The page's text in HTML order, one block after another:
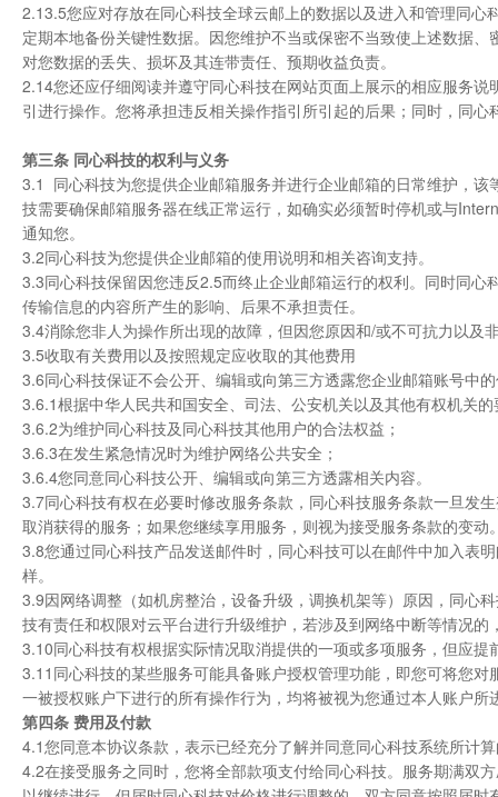
2.13.5您应对存放在同心科技全球云邮上的数据以及进入和管理同
定期本地备份关键性数据。因您维护不当或保密不当致使上述数据
对您数据的丢失、损坏及其连带责任、预期收益负责。
2.14您还应仔细阅读并遵守同心科技在网站页面上展示的相应服务
引进行操作。您将承担违反相关操作指引所引起的后果；同时，同
第三条 同心科技的权利与义务
3.1 同心科技为您提供企业邮箱服务并进行企业邮箱的日常维护，
技需要确保邮箱服务器在线正常运行，如确实必须暂时停机或与
通知您。
3.2同心科技为您提供企业邮箱的使用说明和相关咨询支持。
3.3同心科技保留因您违反2.5而终止企业邮箱运行的权利。同时同
传输信息的内容所产生的影响、后果不承担责任。
3.4消除您非人为操作所出现的故障，但因您原因和/或不可抗力以及
3.5收取有关费用以及按照规定应收取的其他费用
3.6同心科技保证不会公开、编辑或向第三方透露您企业邮箱账号中
3.6.1根据中华人民共和国安全、司法、公安机关以及其他有权机关的
3.6.2为维护同心科技及同心科技其他用户的合法权益；
3.6.3在发生紧急情况时为维护网络公共安全；
3.6.4您同意同心科技公开、编辑或向第三方透露相关内容。
3.7同心科技有权在必要时修改服务条款，同心科技服务条款一旦发
取消获得的服务；如果您继续享用服务，则视为接受服务条款的变动
3.8您通过同心科技产品发送邮件时，同心科技可以在邮件中加入表
样。
3.9因网络调整（如机房整治，设备升级，调换机架等）原因，同心
技有责任和权限对云平台进行升级维护，若涉及到网络中断等情况的
3.10同心科技有权根据实际情况取消提供的一项或多项服务，但应
3.11同心科技的某些服务可能具备账户授权管理功能，即您可将您
一被授权账户下进行的所有操作行为，均将被视为您通过本人账户
第四条 费用及付款
4.1您同意本协议条款，表示已经充分了解并同意同心科技系统所计
4.2在接受服务之同时，您将全部款项支付给同心科技。服务期满双